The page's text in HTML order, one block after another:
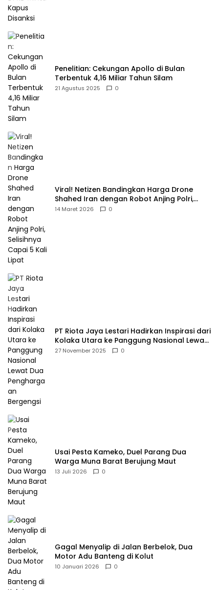
Penelitian: Cekungan Apollo di Bulan
Terbentuk 4,16 Miliar Tahun Silam
21 Agustus 2025 0
Viral! Netizen Bandingkan Harga Drone
Shahed Iran dengan Robot Anjing Polri,
Selisihnya Capai 5 Kali Lipat
14 Maret 2026 0
PT Riota Jaya Lestari Hadirkan Inspirasi dari
Kolaka Utara ke Panggung Nasional Lewat
Dua Penghargaan Bergengsi
27 November 2025 0
Usai Pesta Kameko, Duel Parang Dua
Warga Muna Barat Berujung Maut
13 Juli 2026 0
Gagal Menyalip di Jalan Berbelok, Dua
Motor Adu Banteng di Kolut
10 Januari 2026 0